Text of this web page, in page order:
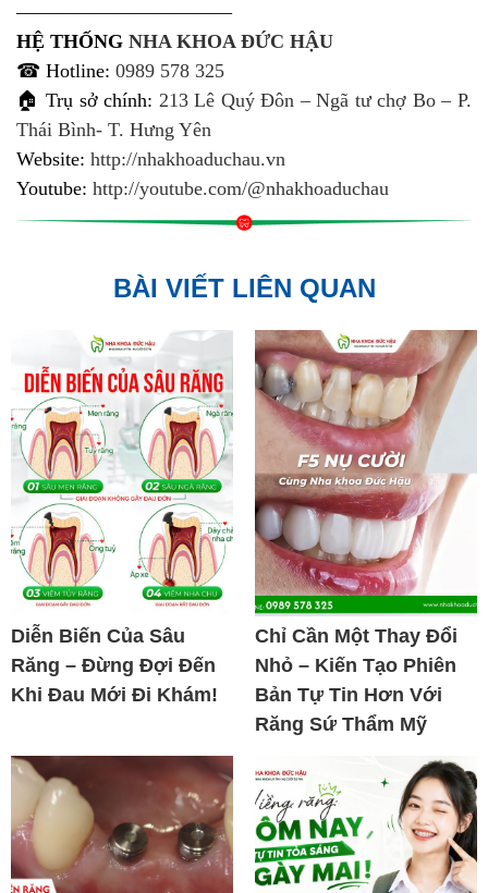
———————————
HỆ THỐNG NHA KHOA ĐỨC HẬU
☎ Hotline: 0989 578 325
🏠 Trụ sở chính: 213 Lê Quý Đôn – Ngã tư chợ Bo – P.
Thái Bình- T. Hưng Yên
Website: http://nhakhoaduchau.vn
Youtube: http://youtube.com/@nhakhoaduchau
BÀI VIẾT LIÊN QUAN
Diễn Biến Của Sâu
Răng – Đừng Đợi Đến
Khi Đau Mới Đi Khám!
Chỉ Cần Một Thay Đổi
Nhỏ – Kiến Tạo Phiên
Bản Tự Tin Hơn Với
Răng Sứ Thẩm Mỹ